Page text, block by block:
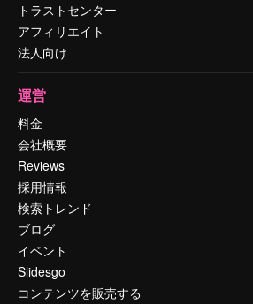
トラストセンター
アフィリエイト
法人向け
運営
料金
会社概要
Reviews
採用情報
検索トレンド
ブログ
イベント
Slidesgo
コンテンツを販売する